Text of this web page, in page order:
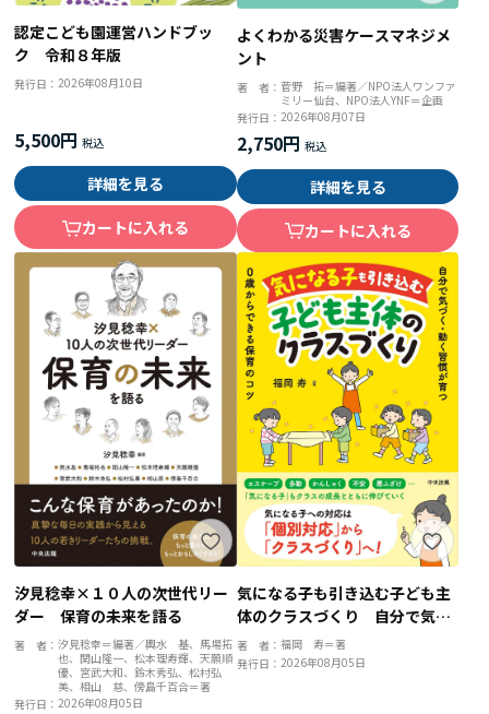
認定こども園運営ハンドブッ
ク 令和８年版
発行日：2026年08月10日
5,500円
詳細を見る
カートに入れる
よくわかる災害ケースマネジメ
ント
著 者： 菅野 拓＝編著／NPO法人ワンファ
ミリー仙台、NPO法人YNF＝企画
発行日： 2026年08月07日
2,750円
詳細を見る
カートに入れる
汐見稔幸×１０人の次世代リー
ダー 保育の未来を語る
著 者：汐見稔幸＝編著／輿水 基、馬場拓
也、関山隆一、松本理寿輝、天願順
優、宮武大和、鈴木秀弘、松村弘
美、相山 慈、傍島千百合＝著
発行日：2026年08月05日
気になる子も引き込む子ども主
体のクラスづくり 自分で気づ
く・動く習慣が育つ ０歳から
できる保育のコツ
著 者： 福岡 寿＝著
発行日： 2026年08月05日